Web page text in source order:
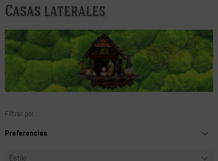
Casas laterales
Filtrar por:
Estilo